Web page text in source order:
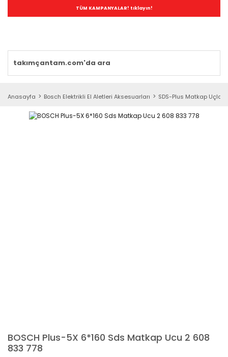
TÜM KAMPANYALAR! tıklayın!
Anasayfa Bosch Elektrikli El Aletleri Aksesuarları SDS-Plus Matkap Uçları
BOSCH Plus-5X 6*160 Sds Matkap Ucu 2 608
833 778